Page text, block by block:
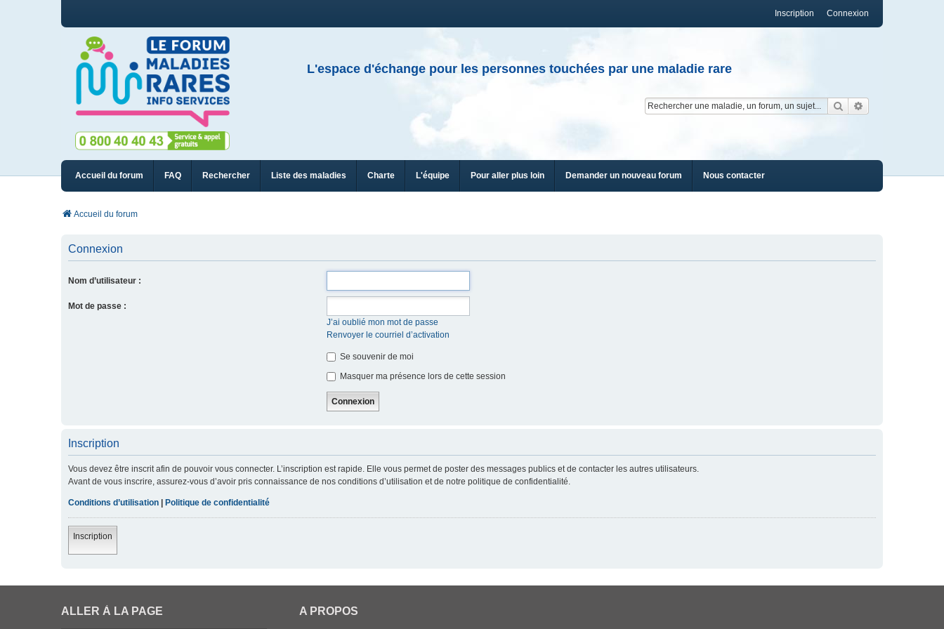
Connexion
Inscription
L'espace d'échange pour les personnes touchées par une maladie rare
Rechercher
Accueil du forum FAQ Rechercher Liste des maladies Charte L'équipe Pour aller plus loin Demander un nouveau forum Nous contacter
Accueil du forum
Connexion
Nom d’utilisateur :
Mot de passe :
J’ai oublié mon mot de passe
Renvoyer le courriel d’activation
Se souvenir de moi
Masquer ma présence lors de cette session
Inscription
Vous devez être inscrit afin de pouvoir vous connecter. L’inscription est rapide. Elle vous permet de poster des messages publics et de contacter les autres utilisateurs.
Avant de vous inscrire, assurez-vous d’avoir pris connaissance de nos conditions d’utilisation et de notre politique de confidentialité.
Conditions d’utilisation Politique de confidentialité
Inscription
ALLER À LA PAGE A PROPOS